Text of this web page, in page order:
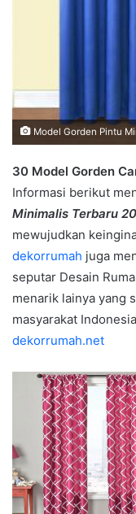
Model Gorden Pintu
30 Model Gorden
Informasi berikut
Minimalis Terbaru
mewujudkan
dekorrumah juga
seputar Desain
menarik lainya yang
masyarakat
dekorrumah.net